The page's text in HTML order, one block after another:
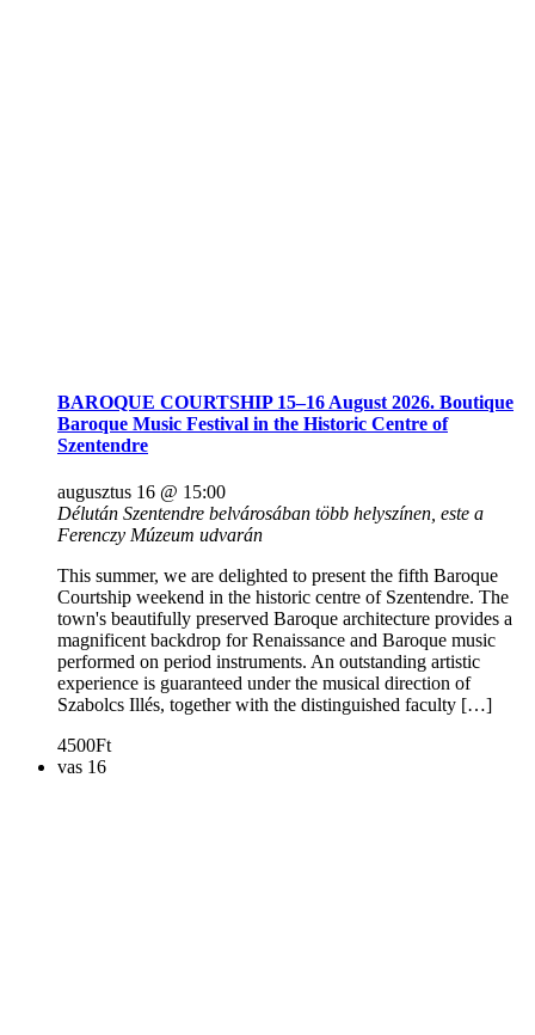
BAROQUE COURTSHIP 15–16 August 2026. Boutique
Baroque Music Festival in the Historic Centre of
Szentendre
augusztus 16 @ 15:00
Délután Szentendre belvárosában több helyszínen, este a
Ferenczy Múzeum udvarán
This summer, we are delighted to present the fifth Baroque
Courtship weekend in the historic centre of Szentendre. The
town's beautifully preserved Baroque architecture provides a
magnificent backdrop for Renaissance and Baroque music
performed on period instruments. An outstanding artistic
experience is guaranteed under the musical direction of
Szabolcs Illés, together with the distinguished faculty […]
4500Ft
vas 16